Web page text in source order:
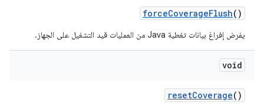
forceCoverageFlush()
يفرض إفراغ بيانات تغطية Java من العمليات قيد التشغيل على الجهاز.
void
resetCoverage()